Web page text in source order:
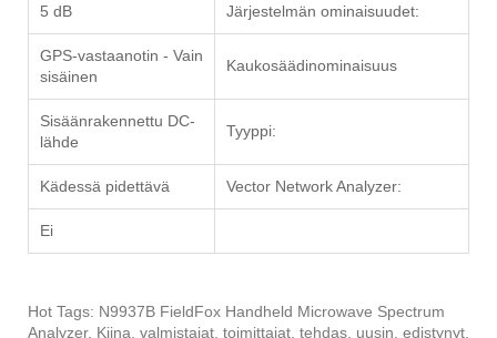
5 dB Järjestelmän ominaisuudet:
GPS-vastaanotin - Vain
sisäinen
Kaukosäädinominaisuus
Sisäänrakennettu DC-
lähde
Tyyppi:
Kädessä pidettävä Vector Network Analyzer:
Ei
Hot Tags: N9937B FieldFox Handheld Microwave Spectrum
Analyzer, Kiina, valmistajat, toimittajat, tehdas, uusin, edistynyt,